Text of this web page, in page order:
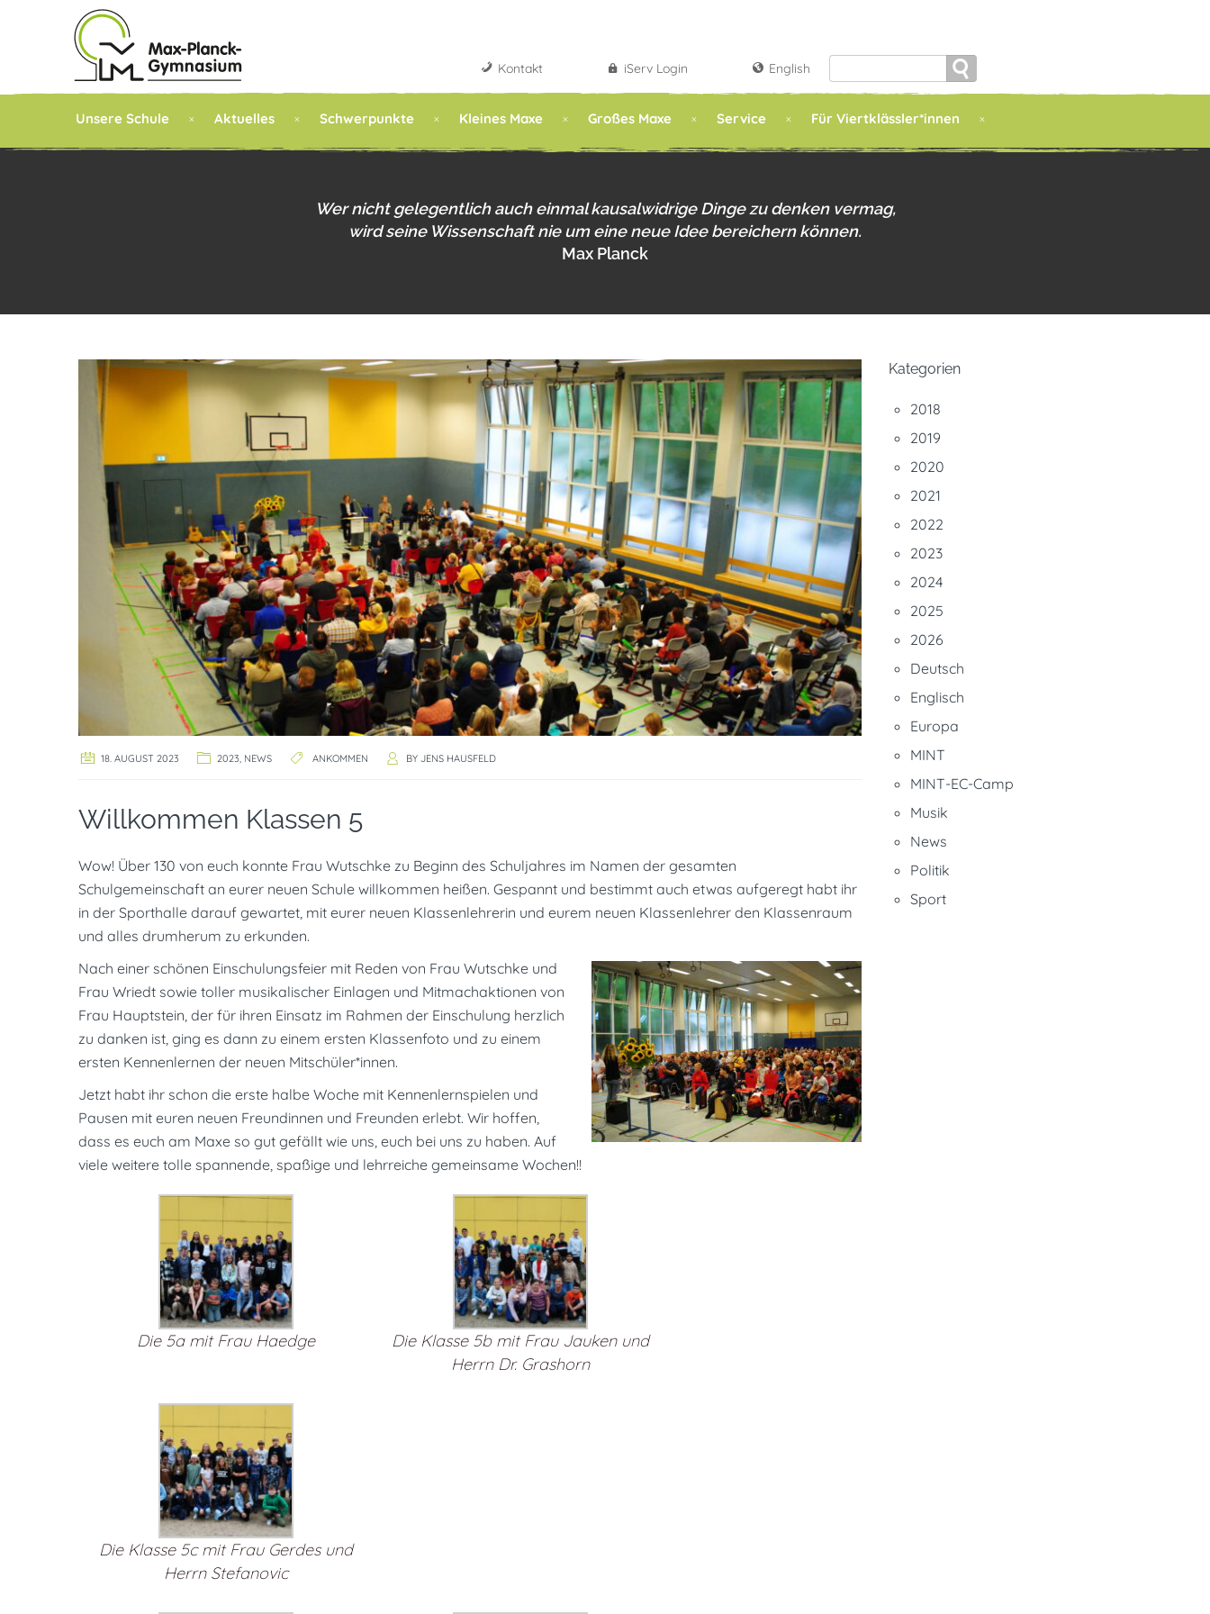
Kontakt iServ Login English
for:
Unsere Schule Aktuelles Schwerpunkte Kleines Maxe Großes Maxe Service Für Viertklässler*innen
Wer nicht gelegentlich auch einmal kausalwidrige Dinge zu denken vermag,
wird seine Wissenschaft nie um eine neue Idee bereichern können.
Max Planck
18. AUGUST 2023 2023, NEWS ANKOMMEN BY JENS HAUSFELD
Willkommen Klassen 5
Wow! Über 130 von euch konnte Frau Wutschke zu Beginn des Schuljahres im Namen der gesamten
Schulgemeinschaft an eurer neuen Schule willkommen heißen. Gespannt und bestimmt auch etwas aufgeregt habt ihr
in der Sporthalle darauf gewartet, mit eurer neuen Klassenlehrerin und eurem neuen Klassenlehrer den Klassenraum
und alles drumherum zu erkunden.
Nach einer schönen Einschulungsfeier mit Reden von Frau Wutschke und
Frau Wriedt sowie toller musikalischer Einlagen und Mitmachaktionen von
Frau Hauptstein, der für ihren Einsatz im Rahmen der Einschulung herzlich
zu danken ist, ging es dann zu einem ersten Klassenfoto und zu einem
ersten Kennenlernen der neuen Mitschüler*innen.
Jetzt habt ihr schon die erste halbe Woche mit Kennenlernspielen und
Pausen mit euren neuen Freundinnen und Freunden erlebt. Wir hoffen,
dass es euch am Maxe so gut gefällt wie uns, euch bei uns zu haben. Auf
viele weitere tolle spannende, spaßige und lehrreiche gemeinsame Wochen!!
Die 5a mit Frau Haedge
Die Klasse 5b mit Frau Jauken und
Herrn Dr. Grashorn
Die Klasse 5c mit Frau Gerdes und
Herrn Stefanovic
Kategorien
2018
2019
2020
2021
2022
2023
2024
2025
2026
Deutsch
Englisch
Europa
MINT
MINT-EC-Camp
Musik
News
Politik
Sport